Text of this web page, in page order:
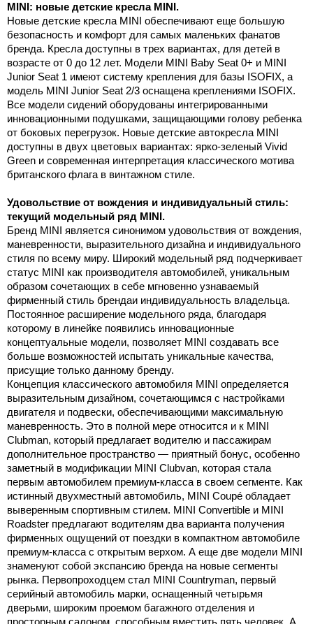
MINI: новые детские кресла MINI.
Новые детские кресла MINI обеспечивают еще большую
безопасность и комфорт для самых маленьких фанатов
бренда. Кресла доступны в трех вариантах, для детей в
возрасте от 0 до 12 лет. Модели MINI Baby Seat 0+ и MINI
Junior Seat 1 имеют систему крепления для базы ISOFIX, а
модель MINI Junior Seat 2/3 оснащена креплениями ISOFIX.
Все модели сидений оборудованы интегрированными
инновационными подушками, защищающими голову ребенка
от боковых перегрузок. Новые детские автокресла MINI
доступны в двух цветовых вариантах: ярко-зеленый Vivid
Green и современная интерпретация классического мотива
британского флага в винтажном стиле.
Удовольствие от вождения и индивидуальный стиль:
текущий модельный ряд MINI.
Бренд MINI является синонимом удовольствия от вождения,
маневренности, выразительного дизайна и индивидуального
стиля по всему миру. Широкий модельный ряд подчеркивает
статус MINI как производителя автомобилей, уникальным
образом сочетающих в себе мгновенно узнаваемый
фирменный стиль брендаи индивидуальность владельца.
Постоянное расширение модельного ряда, благодаря
которому в линейке появились инновационные
концептуальные модели, позволяет MINI создавать все
больше возможностей испытать уникальные качества,
присущие только данному бренду.
Концепция классического автомобиля MINI определяется
выразительным дизайном, сочетающимся с настройками
двигателя и подвески, обеспечивающими максимальную
маневренность. Это в полной мере относится и к MINI
Clubman, который предлагает водителю и пассажирам
дополнительное пространство — приятный бонус, особенно
заметный в модификации MINI Clubvan, которая стала
первым автомобилем премиум-класса в своем сегменте. Как
истинный двухместный автомобиль, MINI Coupé обладает
выверенным спортивным стилем. MINI Convertible и MINI
Roadster предлагают водителям два варианта получения
фирменных ощущений от поездки в компактном автомобиле
премиум-класса с открытым верхом. А еще две модели MINI
знаменуют собой экспансию бренда на новые сегменты
рынка. Первопроходцем стал MINI Countryman, первый
серийный автомобиль марки, оснащенный четырьмя
дверьми, широким проемом багажного отделения и